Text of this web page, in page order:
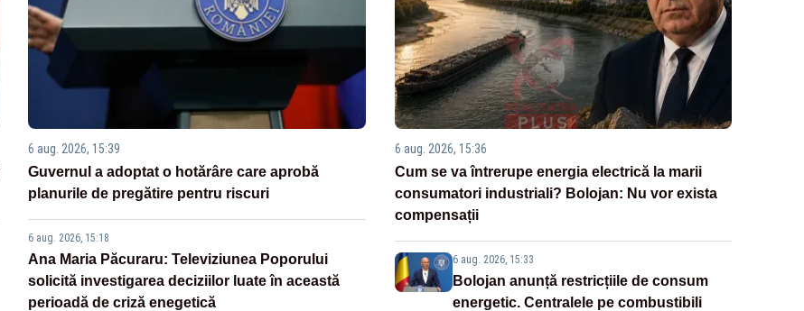
6 aug. 2026, 15:39
Guvernul a adoptat o hotărâre care aprobă
planurile de pregătire pentru riscuri
6 aug. 2026, 15:18
Ana Maria Păcuraru: Televiziunea Poporului
solicită investigarea deciziilor luate în această
perioadă de criză enegetică
6 aug. 2026, 15:36
Cum se va întrerupe energia electrică la marii
consumatori industriali? Bolojan: Nu vor exista
compensații
6 aug. 2026, 15:33
Bolojan anunță restricțiile de consum
energetic. Centralele pe combustibili